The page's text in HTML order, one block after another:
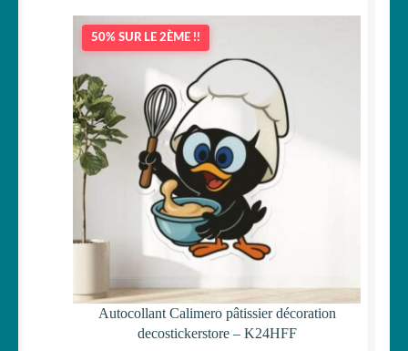
50% SUR LE 2ÈME !!
Autocollant Calimero pâtissier décoration
decostickerstore – K24HFF